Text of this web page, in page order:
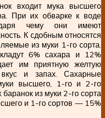
входит мука высшего
При их обварке к воде
чему они имеют
К сдобным относятся
из муки 1-го сорта.
6% сахара и 12%
им приятную желтую
и запах. Сахарные
высшего, 1-го и 2-го
из муки 2-го сорта
и 1-го сортов — 15%